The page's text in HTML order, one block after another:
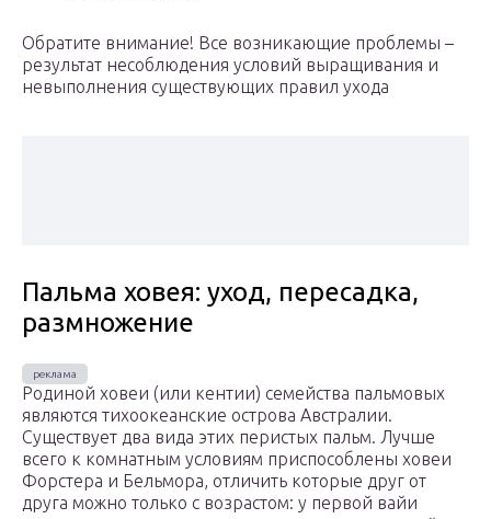
Обратите внимание! Все возникающие проблемы –
результат несоблюдения условий выращивания и
невыполнения существующих правил ухода
Пальма ховея: уход, пересадка,
размножение
Родиной ховеи (или кентии) семейства пальмовых
являются тихоокеанские острова Австралии.
Существует два вида этих перистых пальм. Лучше
всего к комнатным условиям приспособлены ховеи
Форстера и Бельмора, отличить которые друг от
друга можно только с возрастом: у первой вайи